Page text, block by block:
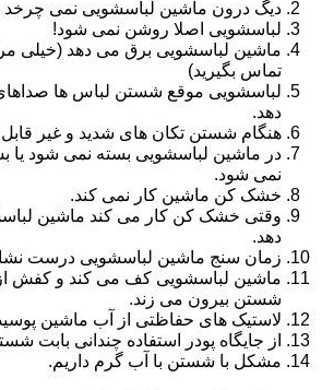
دیگ درون ماشین لباسشویی نمی چرخد
لباسشویی اصلا روشن نمی شود!
ماشین لباسشویی برق می دهد (خیلی
تماس بگیرید)
لباسشویی موقع شستن لباس ها
دهد.
هنگام شستن تکان های شدید و غیر
در ماشین لباسشویی بسته نمی شود یا
نمی شود.
خشک کن ماشین کار نمی کند.
وقتی خشک کن کار می کند ماشین
دهد.
زمان سنج ماشین لباسشویی درست
ماشین لباسشویی کف می کند و کفش
شستن بیرون می زند.
لاستیک های حفاظتی از آب ماشین
از جایگاه پودر استفاده چندانی بابت
مشکل با شستن با آب گرم داریم.